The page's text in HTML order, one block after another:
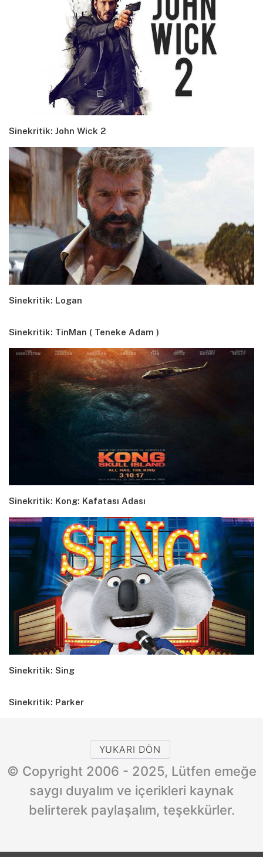
Sinekritik: John Wick 2
Sinekritik: Logan
Sinekritik: TinMan ( Teneke Adam )
Sinekritik: Kong: Kafatası Adası
Sinekritik: Sing
Sinekritik: Parker
YUKARI DÖN
© Copyright 2006 - 2025, Lütfen emeğe
saygı duyalım ve içerikleri kaynak
belirterek paylaşalım, teşekkürler.